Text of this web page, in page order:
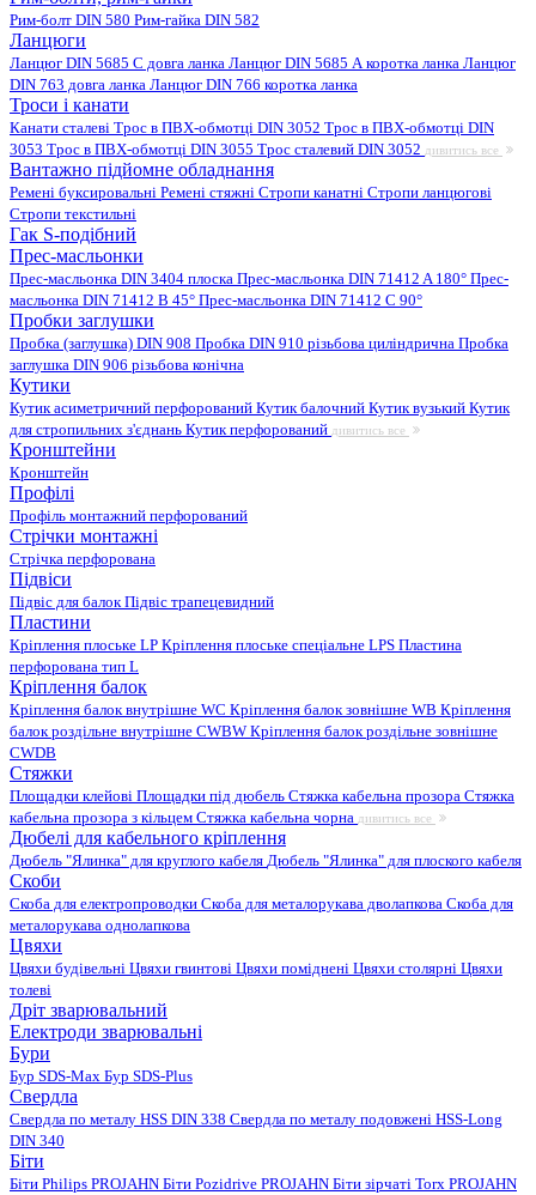
Рим-болт DIN 580 Рим-гайка DIN 582
Ланцюги
Ланцюг DIN 5685 C довга ланка Ланцюг DIN 5685 А коротка ланка Ланцюг
DIN 763 довга ланка Ланцюг DIN 766 коротка ланка
Троси і канати
Канати сталеві Трос в ПВХ-обмотці DIN 3052 Трос в ПВХ-обмотці DIN
3053 Трос в ПВХ-обмотці DIN 3055 Трос сталевий DIN 3052 дивитись все
Вантажно підйомне обладнання
Ремені буксировальні Ремені стяжні Стропи канатні Стропи ланцюгові
Стропи текстильні
Гак S-подібний
Прес-масльонки
Прес-масльонка DIN 3404 плоска Прес-масльонка DIN 71412 A 180° Прес-
масльонка DIN 71412 B 45° Прес-масльонка DIN 71412 C 90°
Пробки заглушки
Пробка (заглушка) DIN 908 Пробка DIN 910 різьбова циліндрична Пробка
заглушка DIN 906 різьбова конічна
Кутики
Кутик асиметричний перфорований Кутик балочний Кутик вузький Кутик
для стропильних з'єднань Кутик перфорований дивитись все
Кронштейни
Кронштейн
Профілі
Профіль монтажний перфорований
Стрічки монтажні
Стрічка перфорована
Підвіси
Підвіс для балокПідвіс трапецевидний
Пластини
Кріплення плоське LP Кріплення плоське спеціальне LPS Пластина
перфорована тип L
Кріплення балок
Кріплення балок внутрішне WC Кріплення балок зовнішне WB Кріплення
балок роздільне внутрішне CWBW Кріплення балок роздільне зовнішне
CWDB
Стяжки
Площадки клейові Площадки під дюбель Стяжка кабельна прозора Стяжка
кабельна прозора з кільцем Стяжка кабельна чорна дивитись все
Дюбелі для кабельного кріплення
Дюбель "Ялинка" для круглого кабеля Дюбель "Ялинка" для плоского кабеля
Скоби
Скоба для електропроводки Скоба для металорукава дволапкова Скоба для
металорукава однолапкова
Цвяхи
Цвяхи будівельні Цвяхи гвинтові Цвяхи поміднені Цвяхи столярні Цвяхи
толеві
Дріт зварювальний
Електроди зварювальні
Бури
Бур SDS-Max Бур SDS-Plus
Свердла
Свердла по металу HSS DIN 338 Свердла по металу подовжені HSS-Long
DIN 340
Біти
Біти Philips PROJAHN Біти Pozidrive PROJAHN Біти зірчаті Torx PROJAHN